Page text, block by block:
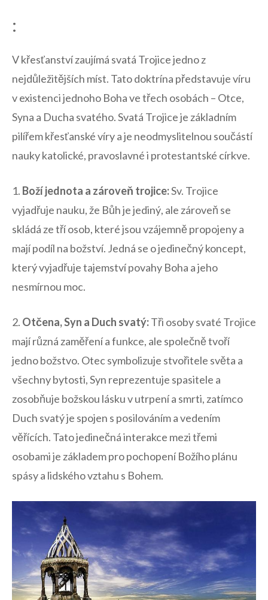
:
V⁤ křesťanství‍ zaujímá svatá Trojice jedno z
nejdůležitějších míst. Tato doktrína představuje víru
v existenci jednoho Boha ve třech osobách – Otce,
⁤Syna⁤ a Ducha ⁤svatého. Svatá Trojice je ‍základním
pilířem‌ křesťanské víry a je neodmyslitelnou součástí
nauky‌ katolické, pravoslavné i protestantské církve.
1.⁤ Boží ‍jednota a zároveň trojice:Sv. ‌Trojice
⁣vyjadřuje nauku, ‍že Bůh‍ je ‍jediný, ale‌ zároveň se
skládá ze tří osob, ⁣které jsou vzájemně ‌propojeny a ​
mají podíl⁤ na ⁢božství. Jedná se ‌o jedinečný‍ koncept,
který vyjadřuje tajemství ⁤povahy Boha a jeho
‌nesmírnou moc.
2. Otčena, Syn a Duch ⁤svatý:Tři osoby svaté Trojice
mají různá zaměření⁣ a ​funkce,⁤ ale ‌společně ⁢tvoří
jedno ‍božstvo. Otec symbolizuje stvořitele světa a
všechny bytosti, Syn reprezentuje spasitele a
zosobňuje ⁢božskou lásku⁢ v utrpení ⁣a smrti, zatímco
Duch svatý ‍je ⁣spojen s⁤ posilováním a vedením
věřících. Tato jedinečná interakce mezi třemi
osobami je základem pro pochopení Božího plánu‌
spásy a lidského vztahu s Bohem.